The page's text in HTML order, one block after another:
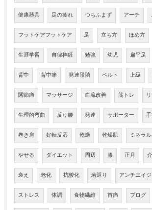
健康器具 足の疲れ つちふまず アーチ
フットケアフットケア 足 立ち方 ほめ方
生涯学習 自律神経 勉強 幼児 扁平足
背中 背中痛 発達段階 ベルト 上級
関節痛 マッサージ 血流改善 筋トレ
生理的弯曲 反り腰 発達 サポーター
巻き肩 好転反応 乾燥 乾燥肌 ミネラル
やせる ダイエット 周辺 膝 正月
衰え 老化 抗酸化 若返り アンチエイ
ストレス 体調 食物繊維 首痛 ブログ